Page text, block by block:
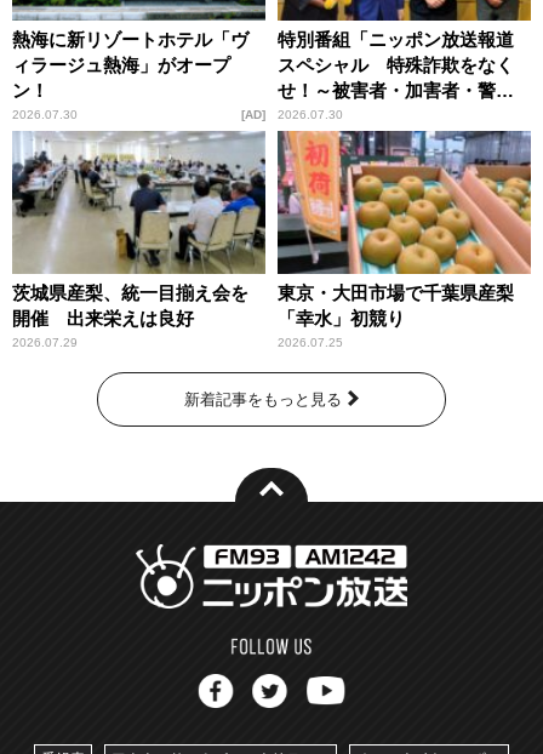
熱海に新リゾートホテル「ヴ
ィラージュ熱海」がオープ
ン！
2026.07.30 AD
特別番組「ニッポン放送報道
スペシャル 特殊詐欺をなく
せ！～被害者・加害者・警視
庁が語るトクリュウの実態
～」放送
2026.07.30
茨城県産梨、統一目揃え会を
開催 出来栄えは良好
2026.07.29
東京・大田市場で千葉県産梨
「幸水」初競り
2026.07.25
新着記事をもっと見る